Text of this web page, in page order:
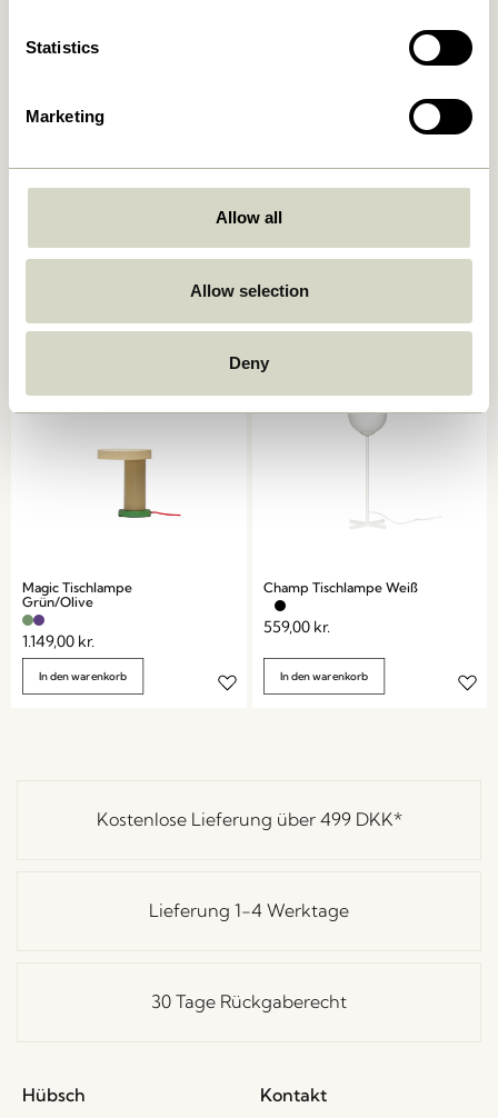
Statistics
Marketing
Allow all
Allow selection
Deny
Book Tischlampe
749,00kr.
Sandfarben
Magic Tischlampe
Grün/Olive
1.149,00 kr.
In den warenkorb
Champ Tischlampe Weiß
559,00 kr.
In den warenkorb
Kostenlose Lieferung über 499 DKK*
Lieferung 1-4 Werktage
30 Tage Rückgaberecht
Hübsch
Kontakt